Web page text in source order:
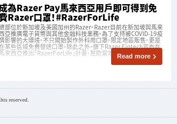
成為Razer Pay馬來西亞用戶即可得到免
Razer口罩！#RazerForLife
部位於新加坡及美國加州的Razer。Razer目前在新加坡與馬來
亞推廣電子貨幣與其他金融科技業務。為了支持被COVID-19疫
影響的大環境，不只開始製作外科用口罩。限定地區販售。更是
某些區域免費發送口罩。除此之外，旗下Razer Fintech宣布在
馬來西亞推出「RazerForLife」計畫，幫助當地企業。Read more
reserved.